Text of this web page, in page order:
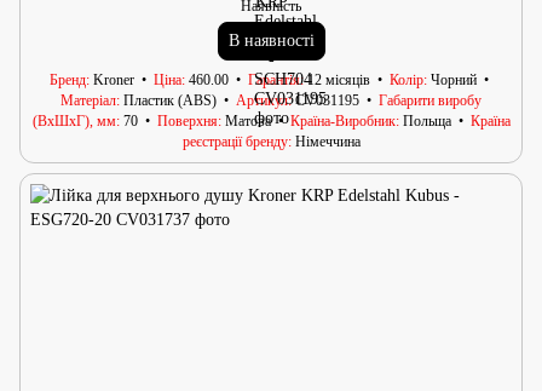
Наявність
В наявності
Бренд Kroner Ціна 460.00 Гарантія 12 місяців Колір Чорний
Матеріал Пластик (ABS) Артикул CV031195
Габарити виробу
(ВхШхГ), мм 70 Поверхня Матова Країна-Виробник Польща
Країна
реєстрації бренду Німеччина